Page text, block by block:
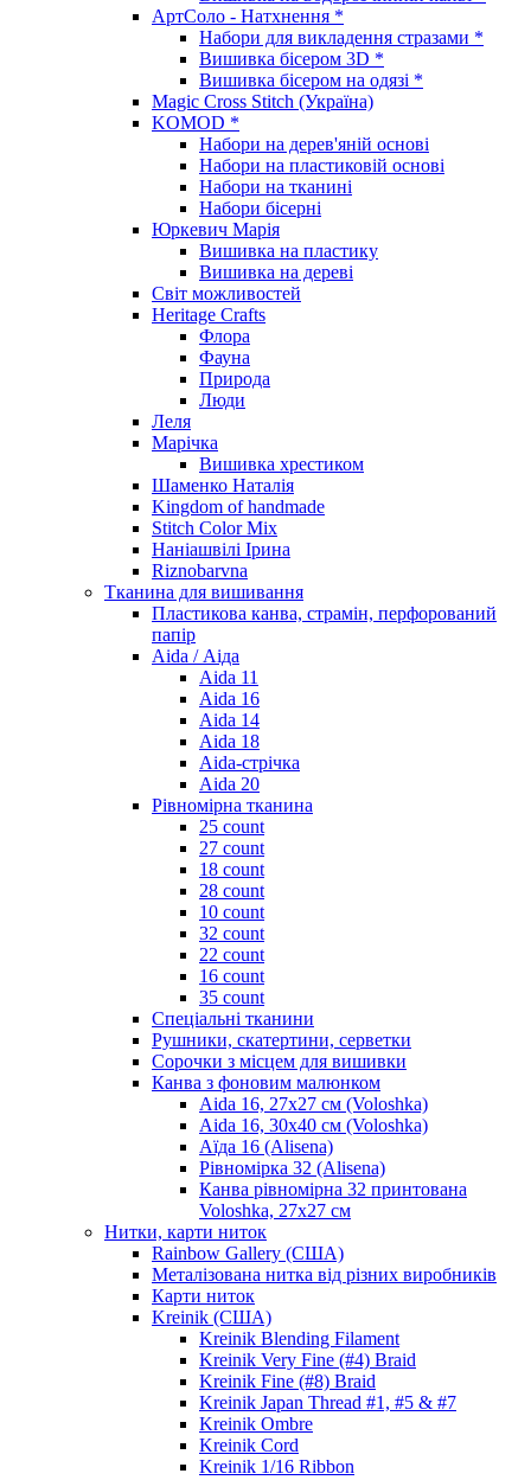
АртСоло - Натхнення *
Набори для викладення стразами *
Вишивка бісером 3D *
Вишивка бісером на одязі *
Magic Cross Stitch (Україна)
KOMOD *
Набори на дерев'яній основі
Набори на пластиковій основі
Набори на тканині
Набори бісерні
Юркевич Марія
Вишивка на пластику
Вишивка на дереві
Світ можливостей
Heritage Crafts
Флора
Фауна
Природа
Люди
Леля
Марічка
Вишивка хрестиком
Шаменко Наталія
Kingdom of handmade
Stitch Color Mix
Наніашвілі Ірина
Riznobarvna
Тканина для вишивання
Пластикова канва, страмін, перфорований
папір
Aida / Аіда
Aida 11
Aida 16
Aida 14
Aida 18
Aida-стрічка
Aida 20
Рівномірна тканина
25 count
27 count
18 count
28 count
10 count
32 count
22 count
16 count
35 count
Спеціальні тканини
Рушники, скатертини, серветки
Сорочки з місцем для вишивки
Канва з фоновим малюнком
Aida 16, 27х27 см (Voloshka)
Aida 16, 30х40 см (Voloshka)
Аїда 16 (Alisena)
Рівномірка 32 (Alisena)
Канва рівномірна 32 принтована
Voloshka, 27х27 см
Нитки, карти ниток
Rainbow Gallery (США)
Металізована нитка від різних виробників
Карти ниток
Kreinik (США)
Kreinik Blending Filament
Kreinik Very Fine (#4) Braid
Kreinik Fine (#8) Braid
Kreinik Japan Thread #1, #5 & #7
Kreinik Ombre
Kreinik Cord
Kreinik 1/16 Ribbon